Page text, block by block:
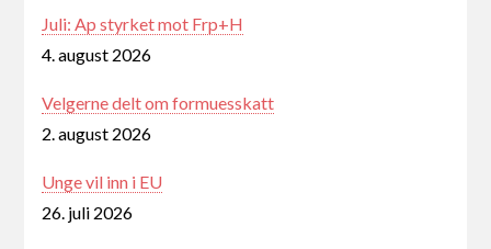
Juli: Ap styrket mot Frp+H
4. august 2026
Velgerne delt om formuesskatt
2. august 2026
Unge vil inn i EU
26. juli 2026